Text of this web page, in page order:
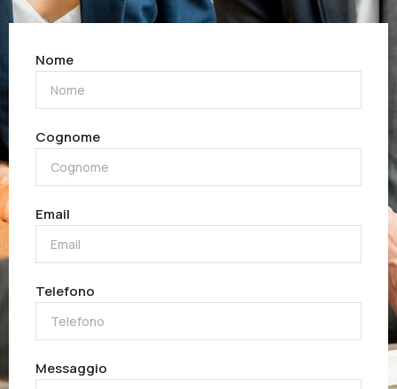
Nome
Cognome
Email
Telefono
Messaggio